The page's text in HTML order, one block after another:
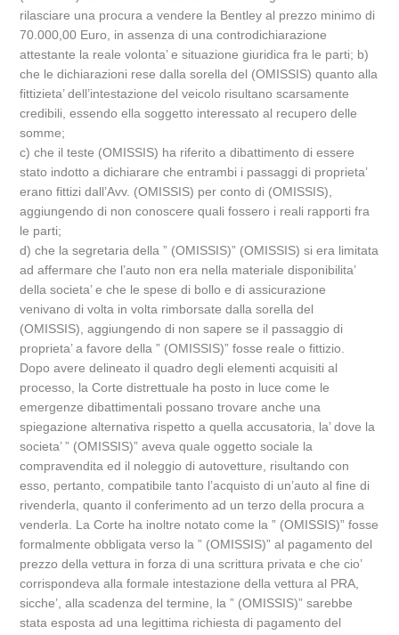
rilasciare una procura a vendere la Bentley al prezzo minimo di
70.000,00 Euro, in assenza di una controdichiarazione
attestante la reale volonta’ e situazione giuridica fra le parti; b)
che le dichiarazioni rese dalla sorella del (OMISSIS) quanto alla
fittizieta’ dell’intestazione del veicolo risultano scarsamente
credibili, essendo ella soggetto interessato al recupero delle
somme;
c) che il teste (OMISSIS) ha riferito a dibattimento di essere
stato indotto a dichiarare che entrambi i passaggi di proprieta’
erano fittizi dall’Avv. (OMISSIS) per conto di (OMISSIS),
aggiungendo di non conoscere quali fossero i reali rapporti fra
le parti;
d) che la segretaria della ” (OMISSIS)” (OMISSIS) si era limitata
ad affermare che l’auto non era nella materiale disponibilita’
della societa’ e che le spese di bollo e di assicurazione
venivano di volta in volta rimborsate dalla sorella del
(OMISSIS), aggiungendo di non sapere se il passaggio di
proprieta’ a favore della ” (OMISSIS)” fosse reale o fittizio.
Dopo avere delineato il quadro degli elementi acquisiti al
processo, la Corte distrettuale ha posto in luce come le
emergenze dibattimentali possano trovare anche una
spiegazione alternativa rispetto a quella accusatoria, la’ dove la
societa’ ” (OMISSIS)” aveva quale oggetto sociale la
compravendita ed il noleggio di autovetture, risultando con
esso, pertanto, compatibile tanto l’acquisto di un’auto al fine di
rivenderla, quanto il conferimento ad un terzo della procura a
venderla. La Corte ha inoltre notato come la ” (OMISSIS)” fosse
formalmente obbligata verso la ” (OMISSIS)” al pagamento del
prezzo della vettura in forza di una scrittura privata e che cio’
corrispondeva alla formale intestazione della vettura al PRA,
sicche’, alla scadenza del termine, la ” (OMISSIS)” sarebbe
stata esposta ad una legittima richiesta di pagamento del